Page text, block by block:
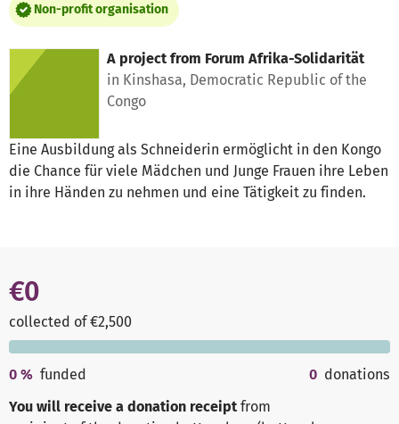
Non-profit organisation
A project from Forum Afrika-Solidarität
in Kinshasa, Democratic Republic of the
Congo
Eine Ausbildung als Schneiderin ermöglicht in den Kongo
die Chance für viele Mädchen und Junge Frauen ihre Leben
in ihre Händen zu nehmen und eine Tätigkeit zu finden.
€0
collected of €2,500
0 % funded 0 donations
You will receive a donation receipt from